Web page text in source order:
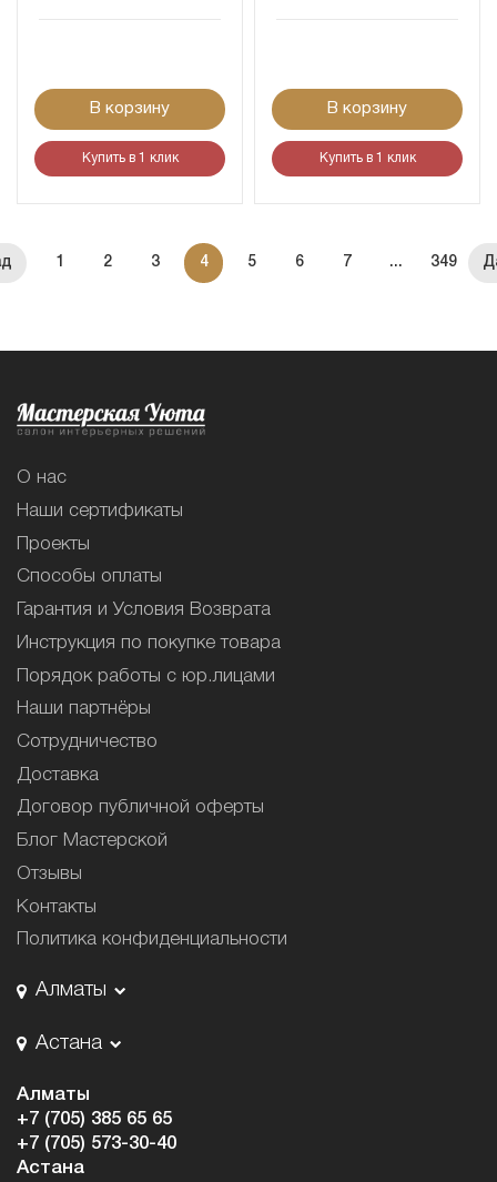
В корзину
Купить в 1 клик
В корзину
Купить в 1 клик
1 2 3 4 5 6 7 ... 349
О нас
Наши сертификаты
Проекты
Способы оплаты
Гарантия и Условия Возврата
Инструкция по покупке товара
Порядок работы с юр.лицами
Наши партнёры
Сотрудничество
Доставка
Договор публичной оферты
Блог Мастерской
Отзывы
Контакты
Политика конфиденциальности
Алматы
Астана
Алматы
+7 (705) 385 65 65
+7 (705) 573-30-40
Астана